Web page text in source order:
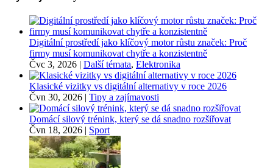
Digitální prostředí jako klíčový motor růstu značek: Proč
firmy musí komunikovat chytře a konzistentně
Čvc 3, 2026 | Další témata, Elektronika
Klasické vizitky vs digitální alternativy v roce 2026
Čvn 30, 2026 | Tipy a zajímavosti
Domácí silový trénink, který se dá snadno rozšiřovat
Čvn 18, 2026 | Sport